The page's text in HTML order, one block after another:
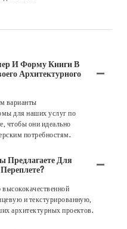
И Форму Книги В
Архитектурного
варианты
для наших услуг по
чтобы они идеально
потребностям.
Предлагаете Для
и текстурированную,
архитектурных проектов.